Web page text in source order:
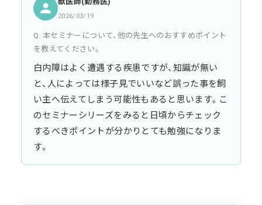
2026/03/19
Q. 本セミナーについて、他の先生へのおすすめポイント
を教えてください。
白内障はよく遭遇する疾患ですが、知識が無い
と、人によっては様子見でいいなど誤った事を飼
い主へ伝えてしまう可能性もあると思います。こ
のセミナーシリーズをみると日頃からチェック
するべきポイントが分かりとても勉強になりま
す。